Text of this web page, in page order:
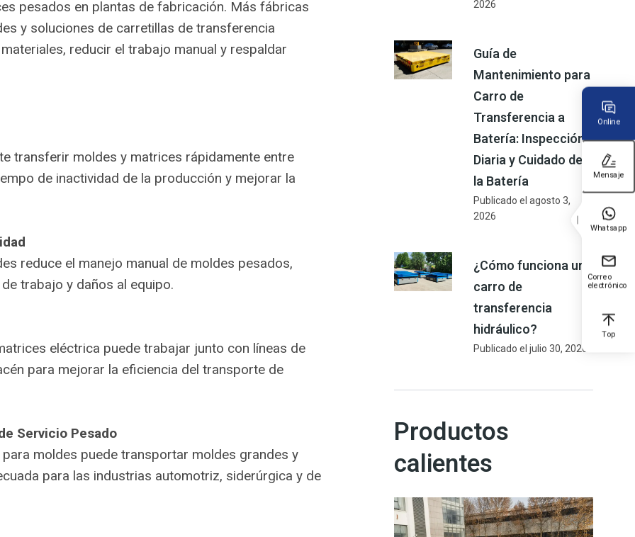
pesados en plantas de fabricación. Más fábricas
y soluciones de carretillas de transferencia
reducir el trabajo manual y respaldar
transferir moldes y matrices rápidamente entre
de inactividad de la producción y mejorar la
reduce el manejo manual de moldes pesados,
trabajo y daños al equipo.
eléctrica puede trabajar junto con líneas de
para mejorar la eficiencia del transporte de
Servicio Pesado
moldes puede transportar moldes grandes y
para las industrias automotriz, siderúrgica y de
2026
Guía de
Mantenimiento para
Carro de
Transferencia a
Batería: Inspección
Diaria y Cuidado de
la Batería
Publicado elagosto 3,
2026
¿Cómo funciona un
carro de
transferencia
hidráulico?
Publicado eljulio 30, 2026
Productos
calientes
Online
Mensaje
Whatsapp
Correo
electrónico
Top